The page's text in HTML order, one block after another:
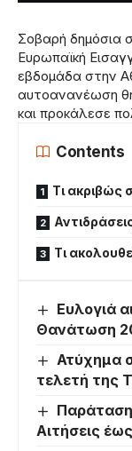
Σοβαρή δημόσια
Ευρωπαϊκή
εβδομάδα στην
αυτοανανέωση
και προκάλεσε
Contents
Τι ακριβώς
Τι
Ευλογιά
Θανάτωση
Ατύχημα
τελετή της
Παράταση
Αιτήσεις